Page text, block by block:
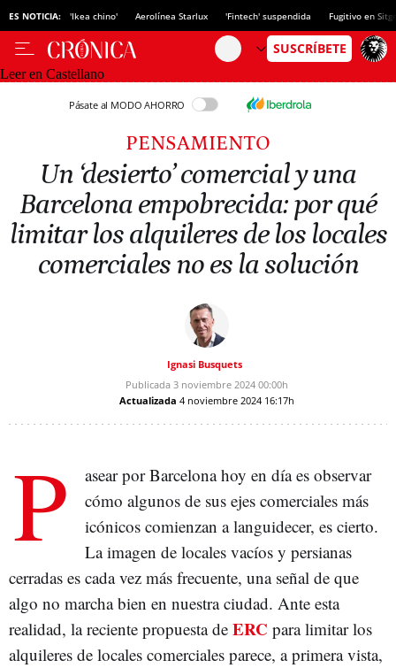
ES NOTICIA: 'Ikea chino' Aerolínea Starlux 'Fintech' suspendida Fugitivo en
Leer en Castellano
Pásate al MODO AHORRO
PENSAMIENTO
Un ‘desierto’ comercial y una
Barcelona empobrecida: por qué
limitar los alquileres de los locales
comerciales no es la solución
Ignasi Busquets
Publicada 3 noviembre 2024 00:00h
Actualizada 4 noviembre 2024 16:17h
P
asear por Barcelona hoy en día es observar
cómo algunos de sus ejes comerciales más
icónicos comienzan a languidecer, es cierto.
La imagen de locales vacíos y persianas
cerradas es cada vez más frecuente, una señal de que
algo no marcha bien en nuestra ciudad. Ante esta
realidad, la reciente propuesta de ERC para limitar los
alquileres de locales comerciales parece, a primera vista,